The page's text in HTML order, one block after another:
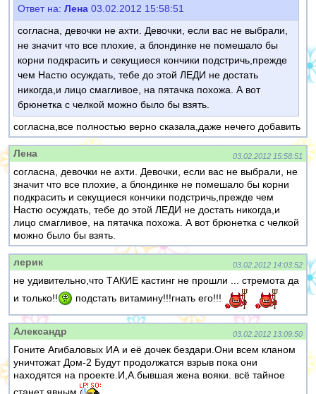
Ответ на: Лена 03.02.2012 15:58:51
согласна, девочки не ахти. Девочки, если вас не выбрали,
не значит что все плохие, а блондинке не помешало бы
корни подкрасить и секущиеся кончики подстричь,прежде
чем Настю осуждать, тебе до этой ЛЕДИ не достать
никогда,и лицо смагливое, на пятачка похожа. А вот
брюнетка с челкой можно было бы взять.
согласна,все полностью верно сказала,даже нечего добавить
Лена 03.02.2012 15:58:51
согласна, девочки не ахти. Девочки, если вас не выбрали, не
значит что все плохие, а блондинке не помешало бы корни
подкрасить и секущиеся кончики подстричь,прежде чем
Настю осуждать, тебе до этой ЛЕДИ не достать никогда,и
лицо смагливое, на пятачка похожа. А вот брюнетка с челкой
можно было бы взять.
лерик 03.02.2012 14:03:52
не удивительно,что ТАКИЕ кастинг не прошли ... стремота да
и только!!
подстать витамину!!!гнать его!!!
Александр 03.02.2012 13:09:50
Гоните Агибаловых ИА и её дочек бездари.Они всем кланом
уничтожат Дом-2 Будут продолжатся взрыв пока они
находятся на проекте.И,А.бывшая жена вояки. всё тайное